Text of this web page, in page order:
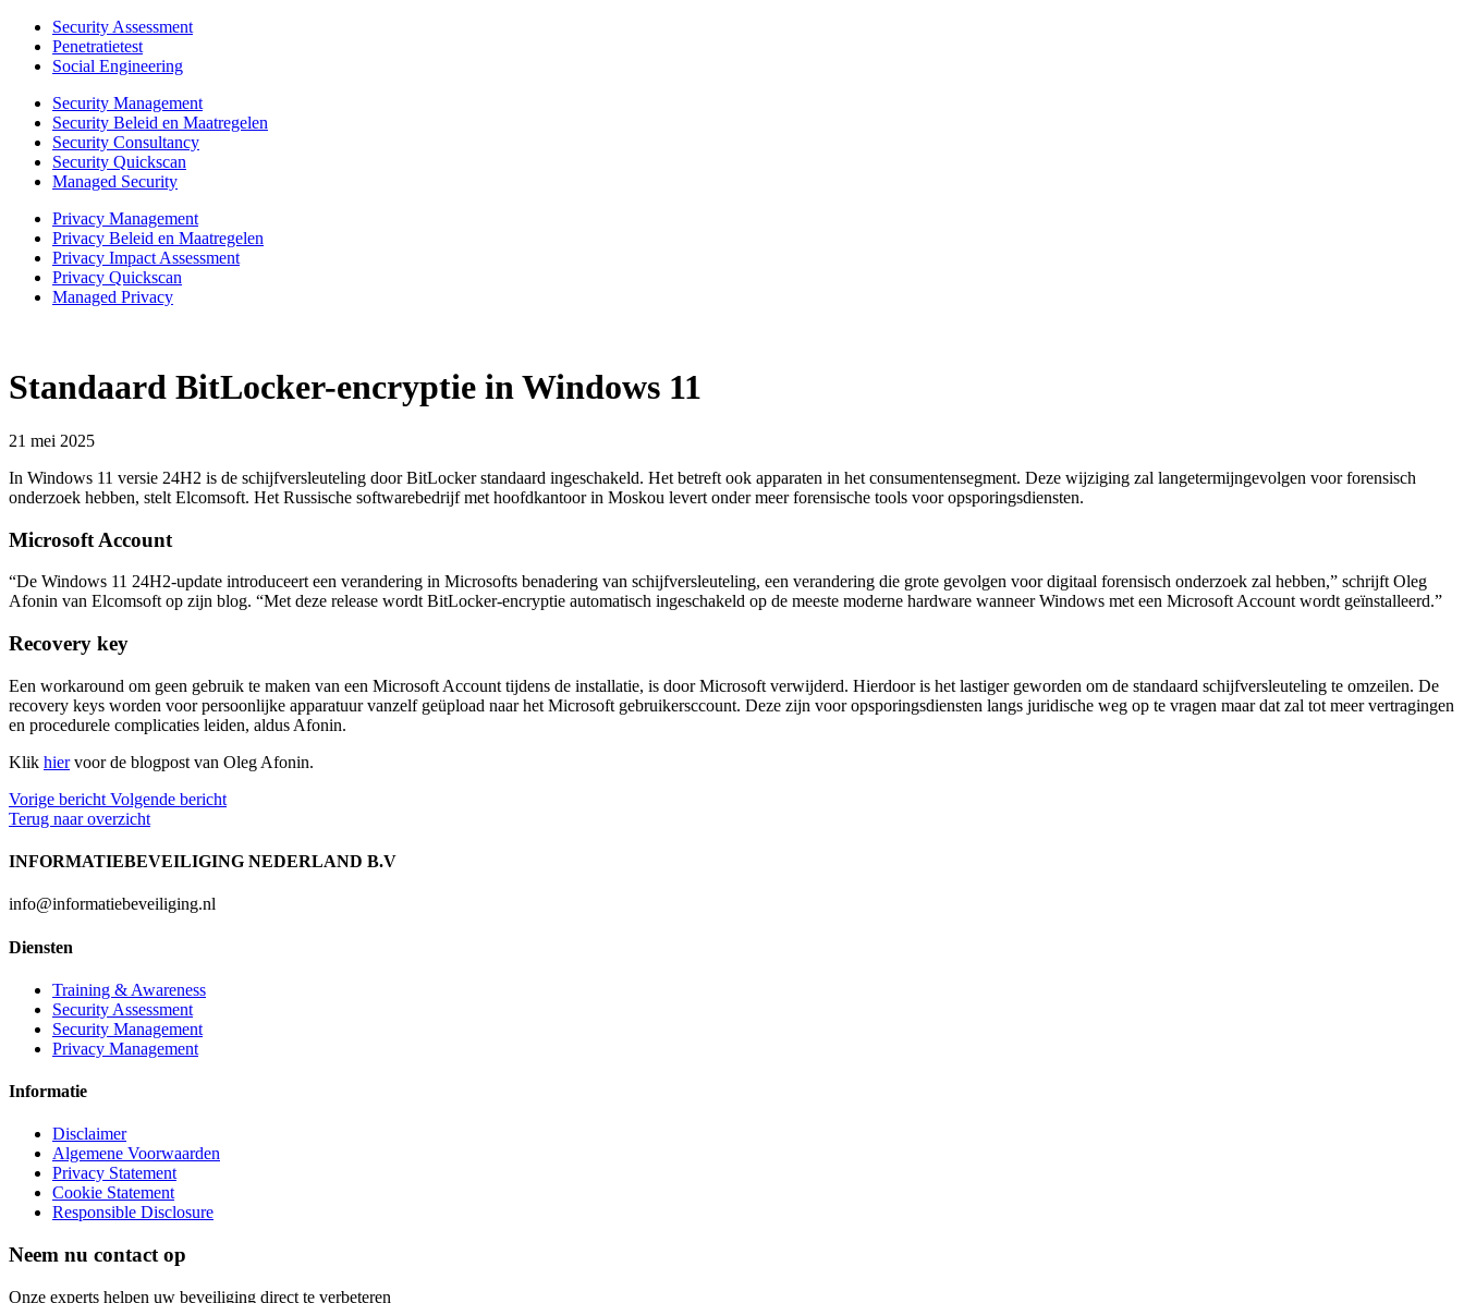
Security Assessment
Penetratietest
Social Engineering
Security Management
Security Beleid en Maatregelen
Security Consultancy
Security Quickscan
Managed Security
Privacy Management
Privacy Beleid en Maatregelen
Privacy Impact Assessment
Privacy Quickscan
Managed Privacy
Standaard BitLocker-encryptie in Windows 11
21 mei 2025
In Windows 11 versie 24H2 is de schijfversleuteling door BitLocker standaard ingeschakeld. Het betreft ook apparaten in het consumentensegment. Deze wijziging zal langetermijngevolgen voor forensisch
onderzoek hebben, stelt Elcomsoft. Het Russische softwarebedrijf met hoofdkantoor in Moskou levert onder meer forensische tools voor opsporingsdiensten.
Microsoft Account
“De Windows 11 24H2-update introduceert een verandering in Microsofts benadering van schijfversleuteling, een verandering die grote gevolgen voor digitaal forensisch onderzoek zal hebben,” schrijft Oleg
Afonin van Elcomsoft op zijn blog. “Met deze release wordt BitLocker-encryptie automatisch ingeschakeld op de meeste moderne hardware wanneer Windows met een Microsoft Account wordt geïnstalleerd.”
Recovery key
Een workaround om geen gebruik te maken van een Microsoft Account tijdens de installatie, is door Microsoft verwijderd. Hierdoor is het lastiger geworden om de standaard schijfversleuteling te omzeilen. De
recovery keys worden voor persoonlijke apparatuur vanzelf geüpload naar het Microsoft gebruikersccount. Deze zijn voor opsporingsdiensten langs juridische weg op te vragen maar dat zal tot meer vertragingen
en procedurele complicaties leiden, aldus Afonin.
Klik hiervoor de blogpost van Oleg Afonin.
Vorige bericht Volgende bericht
Terug naar overzicht
INFORMATIEBEVEILIGING NEDERLAND B.V
info@informatiebeveiliging.nl
Diensten
Training & Awareness
Security Assessment
Security Management
Privacy Management
Informatie
Disclaimer
Algemene Voorwaarden
Privacy Statement
Cookie Statement
Responsible Disclosure
Neem nu contact op
Onze experts helpen uw beveiliging direct te verbeteren